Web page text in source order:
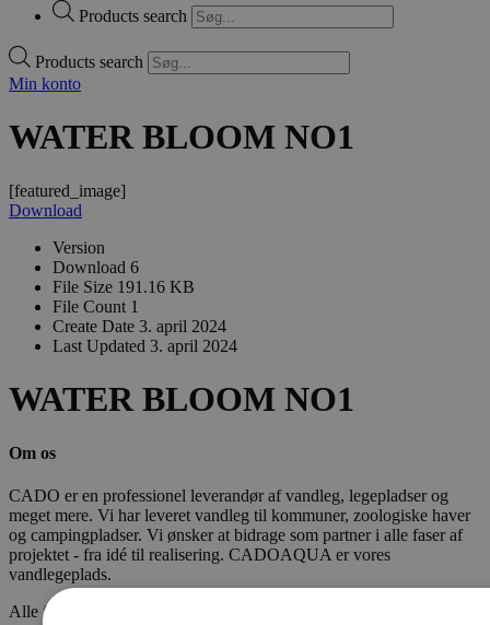
Products search
Products search
Min konto
WATER BLOOM NO1
[featured_image]
Download
Version
Download 6
File Size 191.16 KB
File Count 1
Create Date 3. april 2024
Last Updated 3. april 2024
WATER BLOOM NO1
Om os
CADO er en professionel leverandør af vandleg, legepladser og
meget mere. Vi har leveret vandleg til kommuner, zoologiske haver
og campingpladser. Vi ønsker at bidrage som partner i alle faser af
projektet - fra idé til realisering. CADOAQUA er vores
vandlegeplads.
Alle fakta om CADO er tilgængelige